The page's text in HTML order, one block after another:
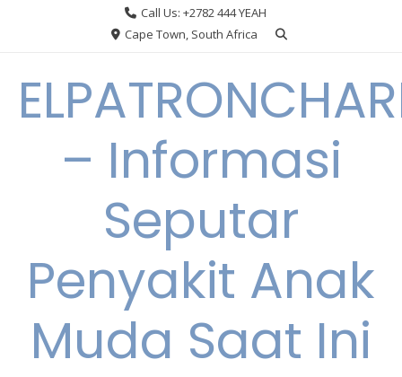
Call Us: +2782 444 YEAH
Cape Town, South Africa
– Informasi
Seputar
Penyakit Anak
Muda Saat Ini